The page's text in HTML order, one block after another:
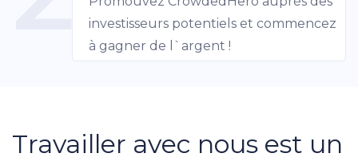
investisseurs potentiels et commencez
à gagner de l`argent !
Travailler avec nous est un